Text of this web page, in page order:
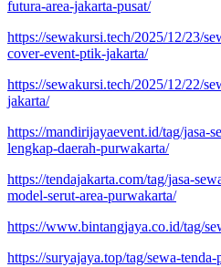
futura-area-jakarta-pusat/
https://sewakursi.tech/2025/12/23/
cover-event-ptik-jakarta/
https://sewakursi.tech/2025/12/22/
jakarta/
https://mandirijayaevent.id/tag/jasa-
lengkap-daerah-purwakarta/
https://tendajakarta.com/tag/jasa-
model-serut-area-purwakarta/
https://www.bintangjaya.co.id/tag/
https://suryajaya.top/tag/sewa-